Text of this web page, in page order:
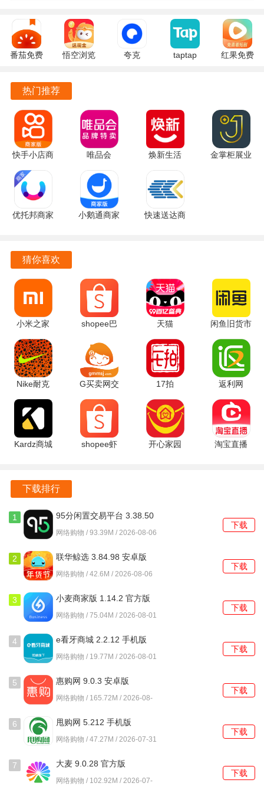
系统提供智能推荐功能，根据骑手的地理位置和订单类型，
优化配送路线。
应用内设有实时聊天功能，骑手可以与客户进行有效沟通，
骑手在完成配送后，可以通过应用快速结算，确保收入的及
时到账。
小象超市骑士软件特色
小象超市骑士为骑手提供了丰富的福利体系，包括额外的奖
励和补贴，提升了工作积极性。
软件内置的安全保障机制，确保骑手在配送过程中的人身安
高效的订单匹配系统，大幅度减少了骑手的空闲时间，提高
了整体配送效率。
持续的技术更新与优化，确保软件在功能和性能上始终处于
行业领先水平。
番茄免费
7.2.9.32
安卓版
悟空浏览
安卓版
夸克
taptap
红果免费
热门推荐
快手小店商
家版
5.10.10.311
安卓版
唯品会
9.80.7 官方
焕新生活
3.19.0 最新
版
金掌柜展业
优托邦商家
小鹅通商家
快速送达商
猜你喜欢
小米之家
5.53.0.20260527.r1
手机版
shopee巴
shopee巴
西站app 最
新安卓版
天猫
15.85.0 安
卓版
闲鱼旧货市
场 7.27.50
最新版
Nike耐克
26.36.1 官
方版
G买卖网交
易平台
11.1.0 安卓
版
17拍
1.0.28 安卓
版
返利网
9.81.0 官方
版
Kardz商城
shopee虾
开心家园
淘宝直播
下载排行
1
95分闲置交易平台 3.38.50
手机版
网络购物 / 93.39M / 2026-08-06
下载
2 联华鲸选 3.84.98 安卓版
网络购物 / 42.6M / 2026-08-06
下载
3 小麦商家版 1.14.2 官方版
网络购物 / 75.04M / 2026-08-01
下载
4 e看牙商城 2.2.12 手机版
网络购物 / 19.77M / 2026-08-01
下载
5 惠购网 9.0.3 安卓版
网络购物 / 165.72M / 2026-08-
下载
6 甩购网 5.212 手机版
网络购物 / 47.27M / 2026-07-31
下载
7 大麦 9.0.28 官方版
网络购物 / 102.92M / 2026-07-
下载